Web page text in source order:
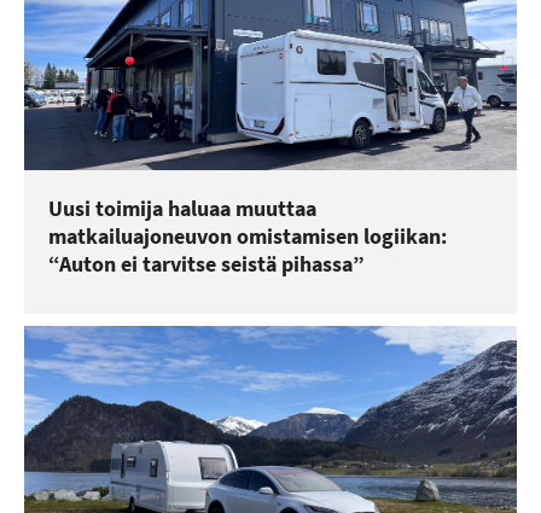
Uusi toimija haluaa muuttaa
matkailuajoneuvon omistamisen logiikan:
“Auton ei tarvitse seistä pihassa”